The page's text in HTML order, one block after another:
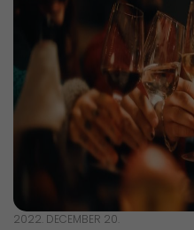
2022. DECEMBER 20.